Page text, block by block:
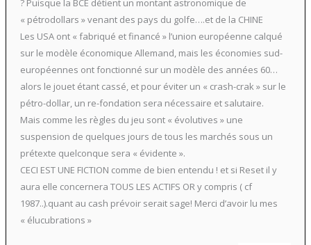
? Puisque la BCE détient un montant astronomique de
« pétrodollars » venant des pays du golfe….et de la CHINE
Les USA ont « fabriqué et financé » l’union européenne calqué
sur le modèle économique Allemand, mais les économies sud-
européennes ont fonctionné sur un modèle des années 60…
alors le jouet étant cassé, et pour éviter un « crash-crak » sur le
pétro-dollar, un re-fondation sera nécessaire et salutaire.
Mais comme les règles du jeu sont « évolutives » une
suspension de quelques jours de tous les marchés sous un
prétexte quelconque sera « évidente ».
CECI EST UNE FICTION comme de bien entendu ! et si Reset il y
aura elle concernera TOUS LES ACTIFS OR y compris ( cf
1987..).quant au cash prévoir serait sage! Merci d’avoir lu mes
« élucubrations »